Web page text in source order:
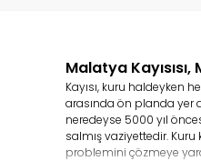
Malatya
Kayısı, kuru haldeyken
arasında ön planda yer
neredeyse 5000 yıl
salmış vaziyettedir.
problemini çözmeye